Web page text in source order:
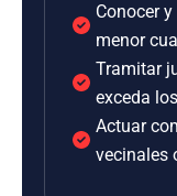
Conocer
menor
Tramitar
exceda
Actuar
vecinales